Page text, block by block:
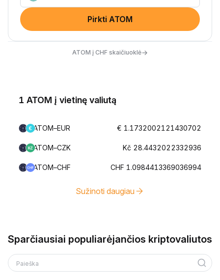
Pirkti ATOM
ATOM į CHF skaičiuoklė→
1 ATOM į vietinę valiutą
ATOM–EUR € 1.1732002121430702
ATOM–CZK Kč 28.4432022332936
ATOM–CHF CHF 1.0984413369036994
Sužinoti daugiau
Sparčiausiai populiarėjančios kriptovaliutos
Paieška